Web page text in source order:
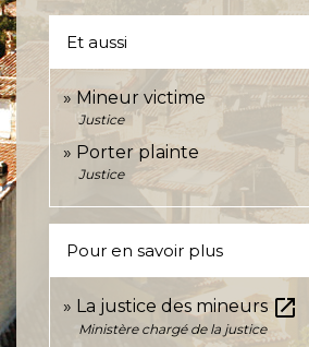
Et aussi
Mineur victime
Justice
Porter plainte
Justice
Pour en savoir plus
La justice des mineurs open_in_new
Ministère chargé de la justice